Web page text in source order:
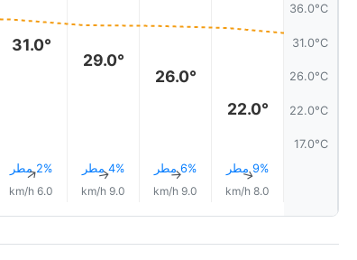
36.0°C
31.0°C
26.0°C
22.0°C
17.0°C
22.0°
9% مطر↑
8.0 km/h
26.0°
6% مطر↑
9.0 km/h
29.0°
4% مطر↑
9.0 km/h
31.0°
2% مطر↑
6.0 km/h